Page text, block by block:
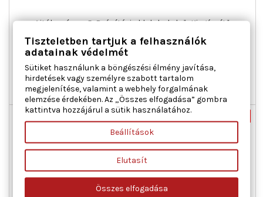
Ajtók száma : 5, Beépítési oldal : bal első, Kiegészítő
elektromos, Páros cikkszám : 350103732000
Ár
49 037 Ft
ár
 Kosárba Bővebben
Utolsó tételek a raktáron
Tiszteletben tartjuk a felhasználók
adatainak védelmét
Sütiket használunk a böngészési élmény javítása,
hirdetések vagy személyre szabott tartalom
megjelenítése, valamint a webhely forgalmának
elemzése érdekében. Az „Összes elfogadása” gombra
kattintva hozzájárul a sütik használatához.
Beállítások
Elutasít
Összes elfogadása